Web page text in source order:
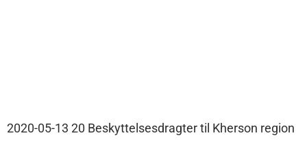
2020-05-13 20 Beskyttelsesdragter til Kherson region